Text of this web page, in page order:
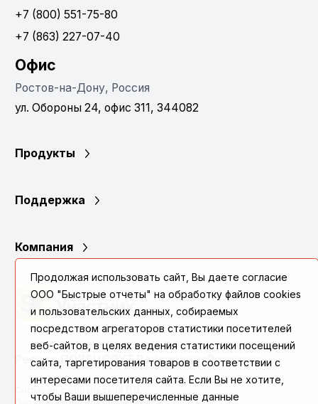
+7 (800) 551-75-80
+7 (863) 227-07-40
Офис
Ростов-на-Дону, Россия
ул. Обороны 24, офис 311, 344082
Продукты
Поддержка
Компания
Реестр ПОВБЦСОУТДекларацияРеквизиты
Продолжая использовать сайт, Вы даете согласие
ООО "Быстрые отчеты" на обработку файлов cookies
и пользовательских данных, собираемых
посредством агрегаторов статистики посетителей
веб-сайтов, в целях ведения статистики посещений
сайта, таргетирования товаров в соответствии с
интересами посетителя сайта. Если Вы не хотите,
чтобы Ваши вышеперечисленные данные